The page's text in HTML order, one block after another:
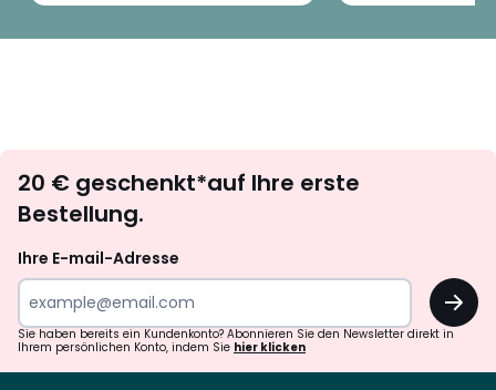
abonnieren
20 € geschenkt*auf Ihre erste
Bestellung.
Ihre E-mail-Adresse
OK
Sie haben bereits ein Kundenkonto? Abonnieren Sie den Newsletter direkt in
Ihrem persönlichen Konto, indem Sie hier klicken